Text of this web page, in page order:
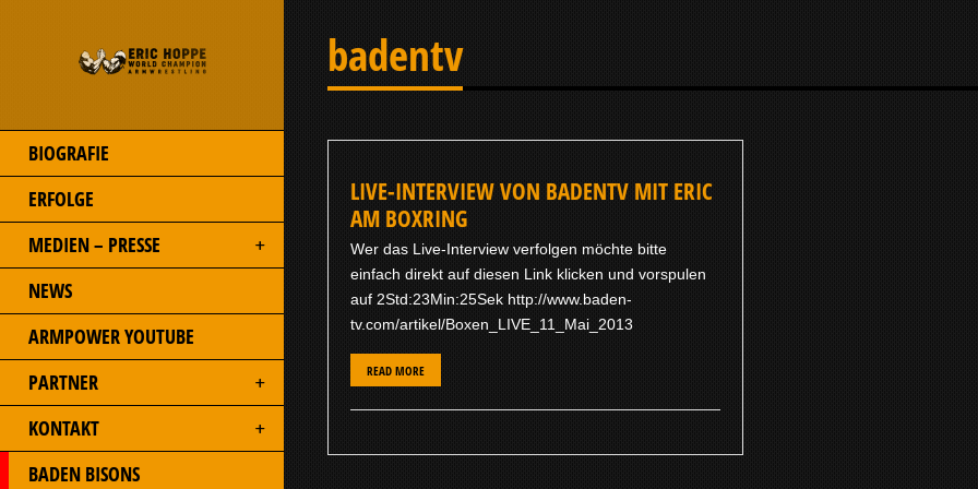
BIOGRAFIE
ERFOLGE
MEDIEN – PRESSE
NEWS
ARMPOWER YOUTUBE
PARTNER
KONTAKT
BADEN BISONS
badentv
LIVE-INTERVIEW VON BADENTV MIT ERIC
AM BOXRING
Wer das Live-Interview verfolgen möchte bitte
einfach direkt auf diesen Link klicken und vorspulen
auf 2Std:23Min:25Sek http://www.baden-
tv.com/artikel/Boxen_LIVE_11_Mai_2013
READ MORE